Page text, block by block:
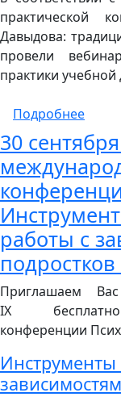
практической
Давыдова:
провели
практики учебной
Подробнеео
30
работы с
Приглашаем
IX
конференции